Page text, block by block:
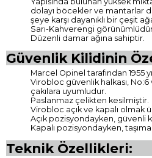
dolayı böcekler ve mantarlar
şeye karşı dayanıklı bir çeşit
Sarı-Kahverengi
Düzenli damar ağına sahiptir.
Güvenlik Kilidinin
Marcel Opinel tarafından 1955
Virobloc güvenlik halkası,
çakılara uyumludur.
Paslanmaz çelikten kesilmiştir.
Virobloc açık ve kapalı olmak
Açık pozisyondayken, güvenli
Kapalı pozisyondayken,
Teknik Özellikleri: